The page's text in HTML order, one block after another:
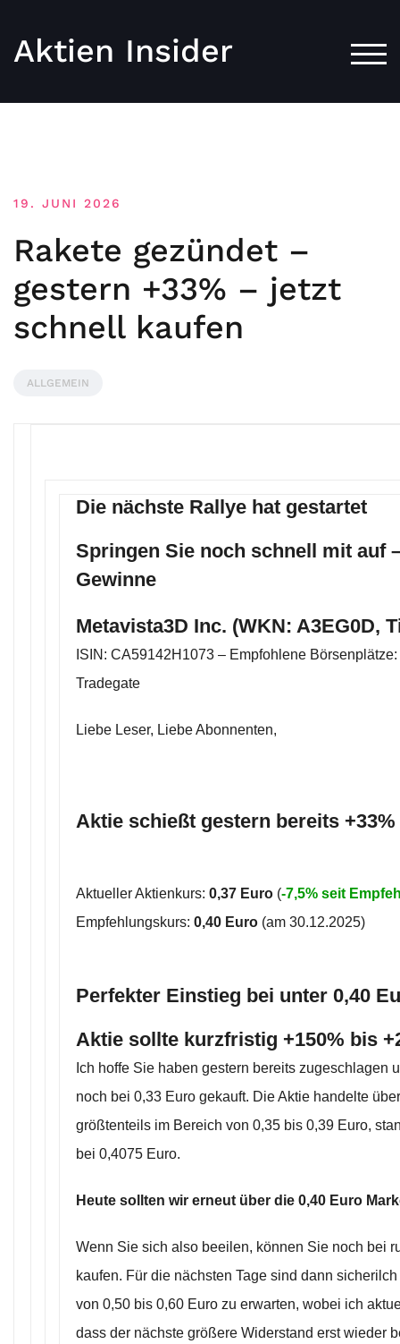
Aktien Insider
19. JUNI 2026
Rakete gezündet –
gestern +33% – jetzt
schnell kaufen
ALLGEMEIN
Die nächste Rallye hat gestartet
Springen Sie noch schnell mit auf
Gewinne
Metavista3D Inc. (WKN: A3EG0D,
ISIN: CA59142H1073 – Empfohlene
Tradegate
Liebe Leser, Liebe Abonnenten,
Aktie schießt gestern bereits
Aktueller Aktienkurs: 0,37 Euro (-7,5% seit
Empfehlungskurs: 0,40 Euro (am 30.12.2025)
Perfekter Einstieg bei unter 0,40
Aktie sollte kurzfristig +150% bis
Ich hoffe Sie haben gestern bereits zugeschlagen
noch bei 0,33 Euro gekauft. Die Aktie handelte
größtenteils im Bereich von 0,35 bis 0,39 Euro,
bei 0,4075 Euro.
Heute sollten wir erneut über die 0,40 Euro
Wenn Sie sich also beeilen, können Sie noch bei
kaufen. Für die nächsten Tage sind dann
von 0,50 bis 0,60 Euro zu erwarten, wobei ich
dass der nächste größere Widerstand erst wieder